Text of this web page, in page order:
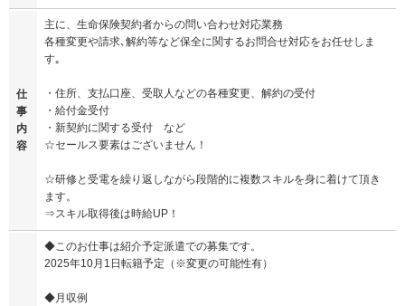
仕
事
内
容
主に、生命保険契約者からの問い合わせ対応業務
各種変更や請求､解約等など保全に関するお問合せ対応をお任せしま
す｡
・住所、支払口座、受取人などの各種変更、解約の受付
・給付金受付
・新契約に関する受付 など
☆セールス要素はございません！
☆研修と受電を繰り返しながら段階的に複数スキルを身に着けて頂き
ます。
⇒スキル取得後は時給UP！
◆このお仕事は紹介予定派遣での募集です。
2025年10月1日転籍予定（※変更の可能性有）
◆月収例